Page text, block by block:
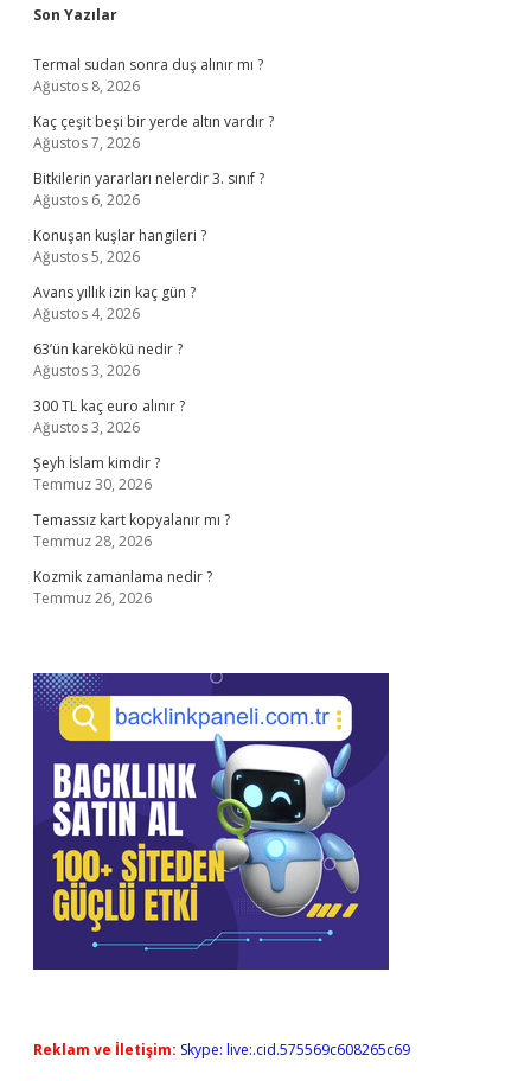
Sidebar
Son Yazılar
Termal sudan sonra duş alınır mı ?
Ağustos 8, 2026
Kaç çeşit beşi bir yerde altın vardır ?
Ağustos 7, 2026
Bitkilerin yararları nelerdir 3. sınıf ?
Ağustos 6, 2026
Konuşan kuşlar hangileri ?
Ağustos 5, 2026
Avans yıllık izin kaç gün ?
Ağustos 4, 2026
63’ün karekökü nedir ?
Ağustos 3, 2026
300 TL kaç euro alınır ?
Ağustos 3, 2026
Şeyh İslam kimdir ?
Temmuz 30, 2026
Temassız kart kopyalanır mı ?
Temmuz 28, 2026
Kozmik zamanlama nedir ?
Temmuz 26, 2026
Reklam ve İletişim: Skype: live:.cid.575569c608265c69